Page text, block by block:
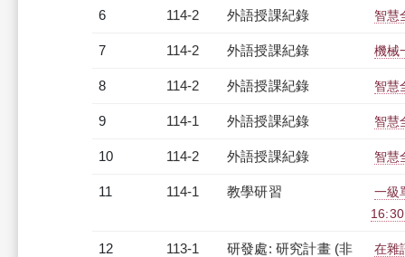
6 114-2 外語授課紀錄 智慧
7 114-2 外語授課紀錄 機械
8 114-2 外語授課紀錄 智慧
9 114-1 外語授課紀錄 智慧
10 114-2 外語授課紀錄 智慧
11 114-1 教學研習
一級
12 113-1
研發處: 研究計畫 (非
在雜